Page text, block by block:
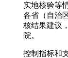
实地核验等
各省（自治
核结果建议
院。
控制指标和